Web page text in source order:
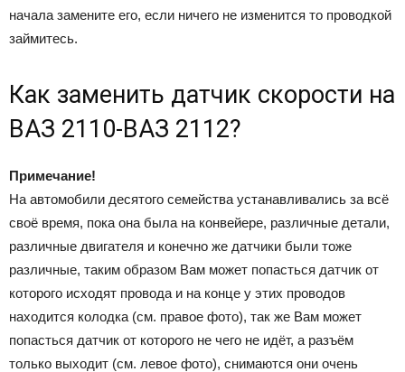
начала замените его, если ничего не изменится то проводкой
займитесь.
Как заменить датчик скорости на
ВАЗ 2110-ВАЗ 2112?
Примечание!
На автомобили десятого семейства устанавливались за всё
своё время, пока она была на конвейере, различные детали,
различные двигателя и конечно же датчики были тоже
различные, таким образом Вам может попасться датчик от
которого исходят провода и на конце у этих проводов
находится колодка (см. правое фото), так же Вам может
попасться датчик от которого не чего не идёт, а разъём
только выходит (см. левое фото), снимаются они очень